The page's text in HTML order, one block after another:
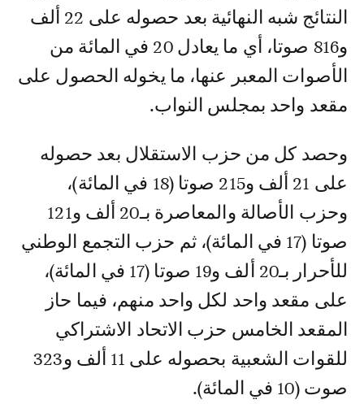
النتائج شبه النهائية بعد حصوله على 22 ألف
و816 صوتا، أي ما يعادل 20 في المائة من
الأصوات المعبر عنها، ما يخوله الحصول على
مقعد واحد بمجلس النواب.
وحصد كل من حزب الاستقلال بعد حصوله
على 21 ألف و215 صوتا (18 في المائة)،
وحزب الأصالة والمعاصرة بـ20 ألف و121
صوتا (17 في المائة)، ثم حزب التجمع الوطني
للأحرار بـ20 ألف و19 صوتا (17 في المائة)،
على مقعد واحد لكل واحد منهم، فيما حاز
المقعد الخامس حزب الاتحاد الاشتراكي
للقوات الشعبية بحصوله على 11 ألف و323
صوت (10 في المائة).